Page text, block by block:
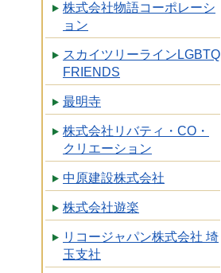
株式会社物語コーポレーシ
ョン
スカイツリーラインLGBTQ
FRIENDS
最明寺
株式会社リバティ・CO・
クリエーション
中原建設株式会社
株式会社遊楽
リコージャパン株式会社 埼
玉支社